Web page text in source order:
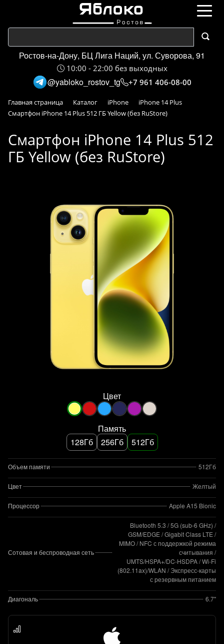
Ростов-на-Дону, БЦ Лига Наций, ул. Суворова, 91
10:00 - 22:00 без выходных
@yabloko_rostov_tg +7 961 406-08-00
Главная страница Каталог iPhone
iPhone 14 Plus
Смартфон iPhone 14 Plus 512 ГБ Yellow (без RuStore)
Смартфон iPhone 14 Plus 512
ГБ Yellow (без RuStore)
Цвет
Память
128Гб
256Гб 512Гб
Объем памяти 512Гб
Цвет Желтый
Процессор Apple A15 Bionic
Сотовая и беспроводная сеть
Bluetooth 5.3 / 5G (sub‑6 GHz) /
GSM/EDGE / Gigabit Class LTE /
MIMO / NFC с поддержкой режима
считывания /
UMTS/HSPA+/DC‑HSDPA / Wi-Fi
(802.11​ax)/WLAN / Экспресс‑карты
с резервным питанием
Диагональ 6.7"